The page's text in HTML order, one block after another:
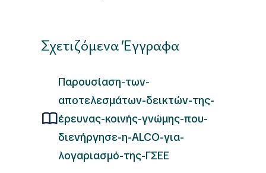
Σχετιζόμενα Έγγραφα
Παρουσίαση-των-
αποτελεσμάτων-δεικτών-της-
έρευνας-κοινής-γνώμης-που-
διενήργησε-η-ALCO-για-
λογαριασμό-της-ΓΣΕΕ